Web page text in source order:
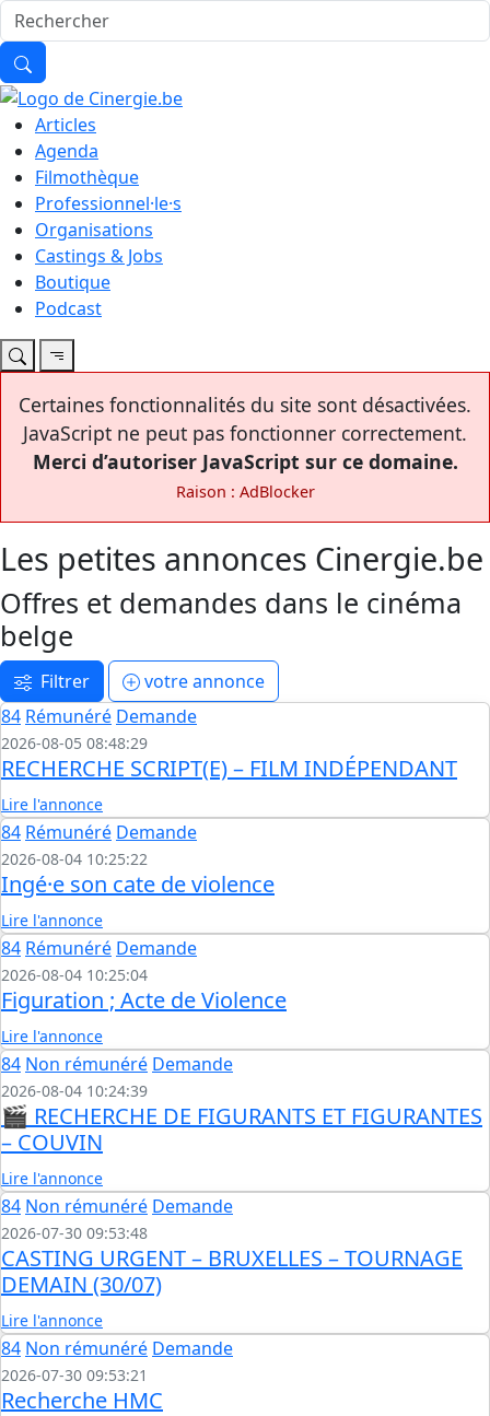
Articles
Agenda
Filmothèque
Professionnel·le·s
Organisations
Castings & Jobs
Boutique
Podcast
Certaines fonctionnalités du site sont désactivées.
JavaScript ne peut pas fonctionner correctement.
Merci d’autoriser JavaScript sur ce domaine.
Raison : AdBlocker
Les petites annonces Cinergie.be
Offres et demandes dans le cinéma
belge
Filtrer
votre annonce
84 Rémunéré Demande
2026-08-05 08:48:29
RECHERCHE SCRIPT(E) – FILM INDÉPENDANT
Lire l'annonce
84 Rémunéré Demande
2026-08-04 10:25:22
Ingé·e son cate de violence
Lire l'annonce
84 Rémunéré Demande
2026-08-04 10:25:04
Figuration ; Acte de Violence
Lire l'annonce
84 Non rémunéré Demande
2026-08-04 10:24:39
🎬 RECHERCHE DE FIGURANTS ET FIGURANTES
– COUVIN
Lire l'annonce
84 Non rémunéré Demande
2026-07-30 09:53:48
CASTING URGENT – BRUXELLES – TOURNAGE
DEMAIN (30/07)
Lire l'annonce
84 Non rémunéré Demande
2026-07-30 09:53:21
Recherche HMC